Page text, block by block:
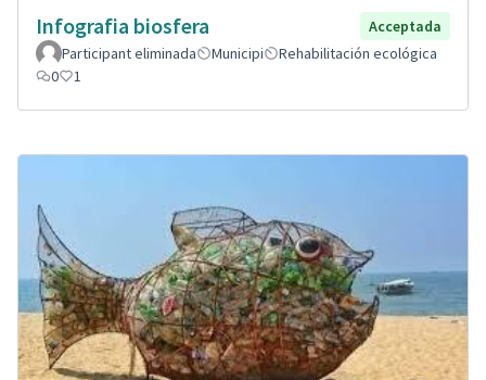
Infografia biosfera
Acceptada
Participant eliminada
Municipi
Rehabilitación ecológica
0
1